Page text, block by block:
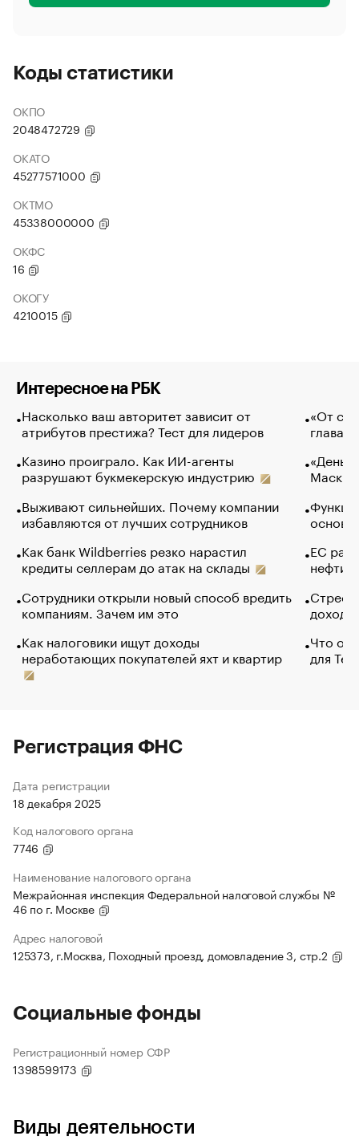
Коды статистики
ОКПО
2048472729
ОКАТО
45277571000
ОКТМО
45338000000
ОКФС
16
ОКОГУ
4210015
Интересное на РБК
Насколько ваш авторитет зависит от
атрибутов престижа? Тест для лидеров
Казино проиграло. Как ИИ-агенты
разрушают букмекерскую индустрию
Выживают сильнейших. Почему компании
избавляются от лучших сотрудников
Как банк Wildberries резко нарастил
кредиты селлерам до атак на склады
Сотрудники открыли новый способ вредить
компаниям. Зачем им это
Как налоговики ищут доходы
неработающих покупателей яхт и квартир
«От
глава
Маск в
основ
ЕС
нефти
Что
для
Регистрация ФНС
Дата регистрации
18 декабря 2025
Код налогового органа
7746
Наименование налогового органа
Межрайонная инспекция Федеральной налоговой службы №
46 по г. Москве
Адрес налоговой
125373, г.Москва, Походный проезд, домовладение 3, стр.2
Социальные фонды
Регистрационный номер СФР
1398599173
Виды деятельности